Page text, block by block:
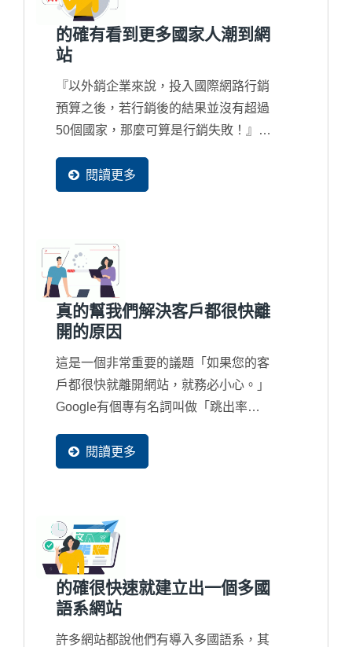
是...
的確有看到更多國家人潮到網
站
『以外銷企業來說，投入國際網路行銷
預算之後，若行銷後的結果並沒有超過
50個國家，那麼可算是行銷失敗！』正
而現在搜尋引擎也都完全在地化在服
務，因此新一代的國際網路行銷一定讓
閱讀更多
真的幫我們解決客戶都很快離
開的原因
這是一個非常重要的議題「如果您的客
戶都很快就離開網站，就務必小心。」
Google有個專有名詞叫做「跳出率
閱讀更多
的確很快速就建立出一個多國
語系網站
許多網站都說他們有導入多國語系，其